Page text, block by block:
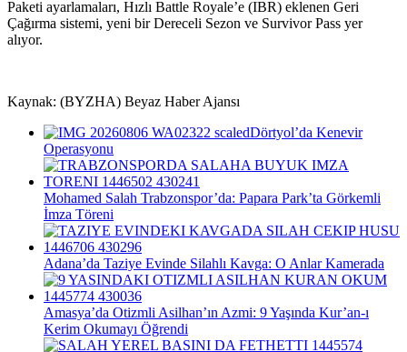
Paketi ayarlamaları, Hızlı Battle Royale’e (IBR) eklenen Geri
Çağırma sistemi, yeni bir Dereceli Sezon ve Survivor Pass yer
alıyor.
Kaynak: (BYZHA) Beyaz Haber Ajansı
Dörtyol’da Kenevir
Operasyonu
Mohamed Salah Trabzonspor’da: Papara Park’ta Görkemli
İmza Töreni
Adana’da Taziye Evinde Silahlı Kavga: O Anlar Kamerada
Amasya’da Otizmli Asilhan’ın Azmi: 9 Yaşında Kur’an-ı
Kerim Okumayı Öğrendi